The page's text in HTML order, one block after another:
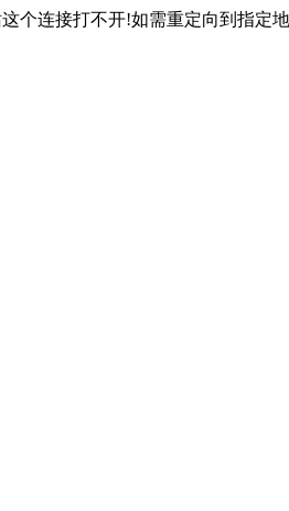
个连接打不开!如需重定向到指定